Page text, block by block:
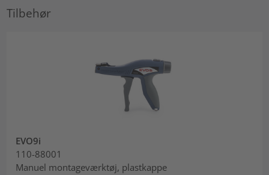
Tilbehør
EVO9i
110-88001
Manuel montageværktøj, plastkappe